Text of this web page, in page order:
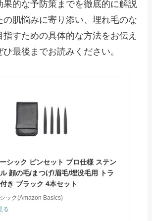
果的な予防策までを徹底的に解説
の肌悩みに寄り添い、埋れ毛のな
すための具体的な方法をお伝え
ひ最後までお読みください。
シック ピンセット プロ仕様 ステン
顔の毛/まつげ/眉毛/埋没毛用 トラ
き ブラック 4本セット
ック(Amazon Basics)
る